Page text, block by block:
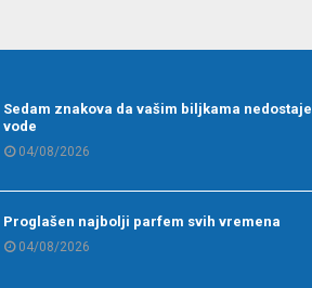
Sedam znakova da vašim biljkama nedostaje
vode
04/08/2026
Proglašen najbolji parfem svih vremena
04/08/2026